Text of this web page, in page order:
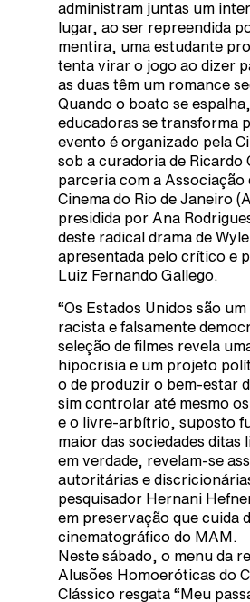
administram juntas um
lugar, ao ser repreendida
mentira, uma estudante
tenta virar o jogo ao dizer
as duas têm um romance
Quando o boato se
educadoras se transforma
evento é organizado pela
sob a curadoria de Ricardo
parceria com a Associação
Cinema do Rio de Janeiro
presidida por Ana
deste radical drama de
apresentada pelo crítico e
Luiz Fernando Gallego.
“Os Estados Unidos são
racista e falsamente
seleção de filmes revela
hipocrisia e um projeto
o de produzir o bem-estar
sim controlar até mesmo
e o livre-arbítrio, suposto
maior das sociedades ditas
em verdade, revelam-se
autoritárias e
pesquisador Hernani
em preservação que cuida
cinematográfico do MAM.
Neste sábado, o menu da
Alusões Homoeróticas do
Clássico resgata “Meu